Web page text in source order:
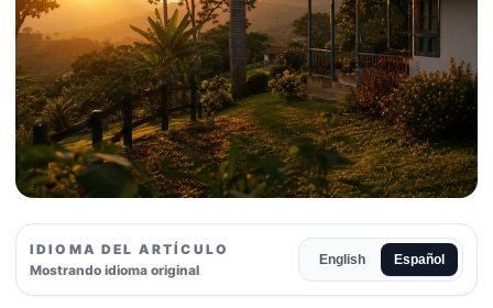
IDIOMA DEL ARTÍCULO
Mostrando idioma original
English Español